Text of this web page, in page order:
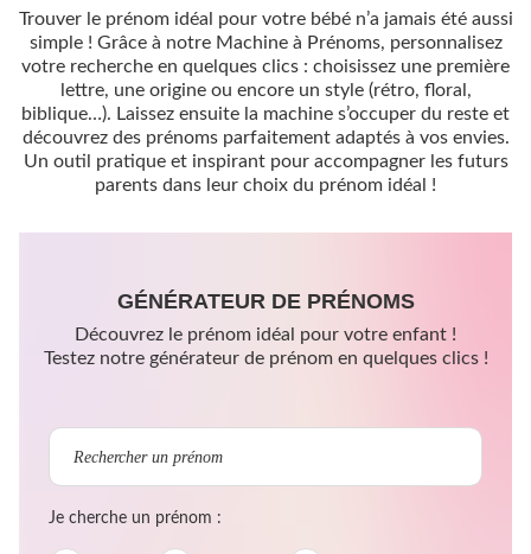
Trouver le prénom idéal pour votre bébé n’a jamais été aussi
simple ! Grâce à notre Machine à Prénoms, personnalisez
votre recherche en quelques clics : choisissez une première
lettre, une origine ou encore un style (rétro, floral,
biblique…). Laissez ensuite la machine s’occuper du reste et
découvrez des prénoms parfaitement adaptés à vos envies.
Un outil pratique et inspirant pour accompagner les futurs
parents dans leur choix du prénom idéal !
GÉNÉRATEUR DE PRÉNOMS
Découvrez le prénom idéal pour votre enfant !
Testez notre générateur de prénom en quelques clics !
Je cherche un prénom :